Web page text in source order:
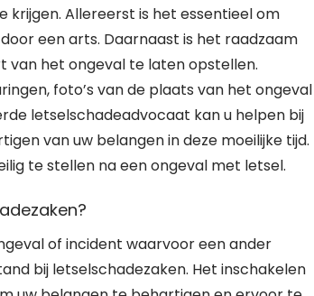
Allereerst is het essentieel om
een arts. Daarnaast is het raadzaam
het ongeval te laten opstellen.
foto’s van de plaats van het ongeval
letselschadeadvocaat kan u helpen bij
van uw belangen in deze moeilijke tijd.
te stellen na een ongeval met letsel.
of incident waarvoor een ander
bij letselschadezaken. Het inschakelen